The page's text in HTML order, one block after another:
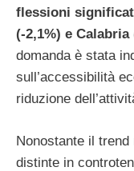
flessioni
(-2,1%) e Calabria
domanda è stata
sull’accessibilità
riduzione
Nonostante il
distinte in